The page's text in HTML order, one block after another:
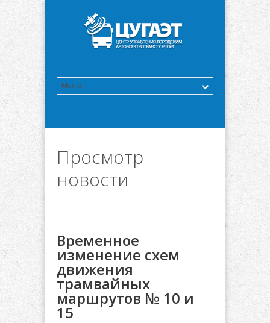
Просмотр
новости
Временное
изменение схем
движения
трамвайных
маршрутов № 10 и
15